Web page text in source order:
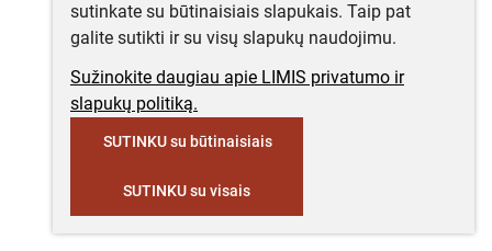
sutinkate su būtinaisiais slapukais. Taip pat
galite sutikti ir su visų slapukų naudojimu.
Sužinokite daugiau apie LIMIS privatumo ir
slapukų politiką.
SUTINKU su būtinaisiais
SUTINKU su visais